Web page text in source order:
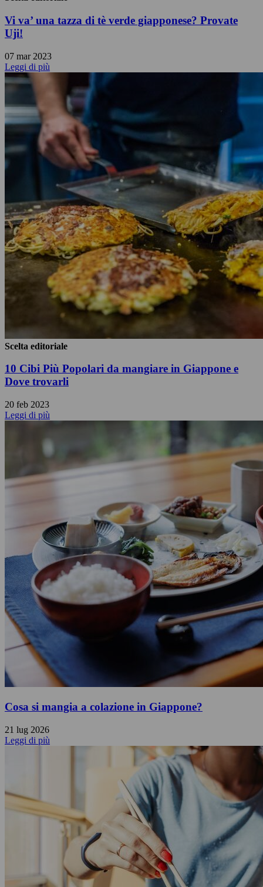
Vi va’ una tazza di tè verde giapponese? Provate
Uji!
07 mar 2023
Leggi di più
Scelta editoriale
10 Cibi Più Popolari da mangiare in Giappone e
Dove trovarli
20 feb 2023
Leggi di più
Cosa si mangia a colazione in Giappone?
21 lug 2026
Leggi di più